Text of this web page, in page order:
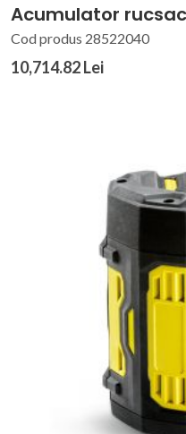
Acumulator
Cod produs 28522040
10,714.82 Lei